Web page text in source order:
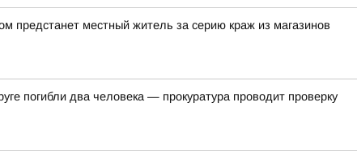
предстанет местный житель за серию краж из магазинов
погибли два человека — прокуратура проводит проверку